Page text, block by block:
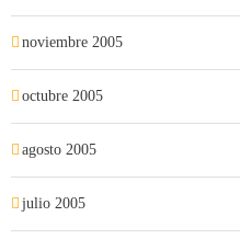
noviembre 2005
octubre 2005
agosto 2005
julio 2005